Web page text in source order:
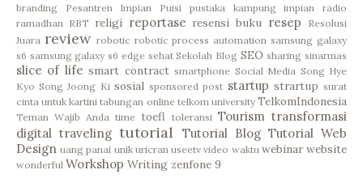
branding
Pesantren Impian Puisi pustaka kampung impian
radio
ramadhan RBT religi reportase resensi buku resep
Resolusi
Juara review robotic robotic process automation samsung galaxy
s6 samsung galaxy s6 edge sehat Sekolah Blog SEO sharing sinarmas
slice of life smart contract smartphone Social Media Song Hye
Kyo Song Joong Ki sosial sponsored post startup strartup surat
cinta untuk kartini tabungan online telkom university TelkomIndonesia
Teman Wajib Anda time toefl toleransi Tourism transformasi
digital traveling tutorial Tutorial Blog Tutorial Web
Design uang panai unik uricran useetv video waktu webinar website
wonderful Workshop Writing zenfone 9